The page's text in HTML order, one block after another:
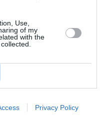
Use,
of my
with the
Privacy Policy
on Unsplash
υποδομές σε
ανεξαρτήτως